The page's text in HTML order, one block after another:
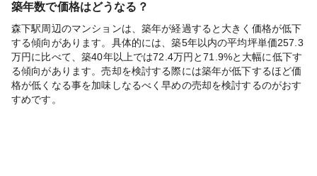
築年数で価格はどうなる？
森下駅周辺のマンションは、築年が経過すると大きく価格が低下
する傾向があります。具体的には、築5年以内の平均坪単価257.3
万円に比べて、築40年以上では72.4万円と71.9%と大幅に低下す
る傾向があります。売却を検討する際には築年が低下するほど価
格が低くなる事を加味しなるべく早めの売却を検討するのがおす
すめです。